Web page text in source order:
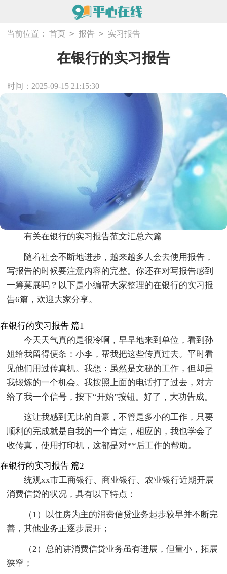
当前位置： 首页 > 报告 > 实习报告
在银行的实习报告
时间：2025-09-15 21:15:30
有关在银行的实习报告范文汇总六篇
随着社会不断地进步，越来越多人会去使用报告，
写报告的时候要注意内容的完整。你还在对写报告感到
一筹莫展吗？以下是小编帮大家整理的在银行的实习报
告6篇，欢迎大家分享。
在银行的实习报告 篇1
今天天气真的是很冷啊，早早地来到单位，看到孙
姐给我留得便条：小李，帮我把这些传真过去。平时看
见他们用过传真机。我想：虽然是文秘的工作，但却是
我锻炼的一个机会。我按照上面的电话打了过去，对方
给了我一个信号，按下“开始”按钮。好了，大功告成。
这让我感到无比的自豪，不管是多小的工作，只要
顺利的完成就是自我的一个肯定，相应的，我也学会了
收传真，使用打印机，这都是对**后工作的帮助。
在银行的实习报告 篇2
统观xx市工商银行、商业银行、农业银行近期开展
消费信贷的状况，具有以下特点：
（1）以住房为主的消费信贷业务起步较早并不断完
善，其他业务正逐步展开；
（2）总的讲消费信贷业务虽有进展，但量小，拓展
狭窄；